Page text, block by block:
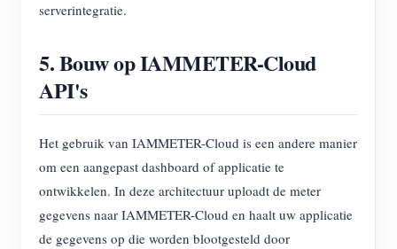
serverintegratie.
5. Bouw op IAMMETER-Cloud
API's
Het gebruik van IAMMETER-Cloud is een andere manier
om een aangepast dashboard of applicatie te
ontwikkelen. In deze architectuur uploadt de meter
gegevens naar IAMMETER-Cloud en haalt uw applicatie
de gegevens op die worden blootgesteld door